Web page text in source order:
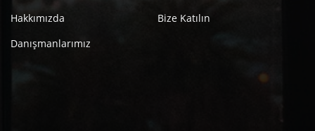
Hakkımızda
Bize Katılın
Danışmanlarımız